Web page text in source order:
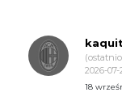
2026-07-
18